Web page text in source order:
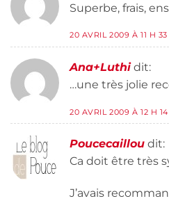
Superbe, frais,
20 AVRIL 2009 À 11 H
Ana+Luthi dit:
…une très jolie
20 AVRIL 2009 À 12 H
Poucecaillou dit:
Ca doit être très
J’avais